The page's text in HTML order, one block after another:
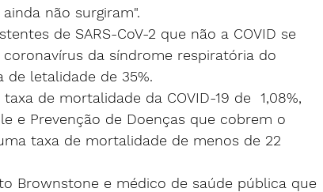
não surgiram".
de SARS-CoV-2 que não a COVID se
da síndrome respiratória do
de letalidade de 35%.
de mortalidade da COVID-19 de  1,08%,
e Prevenção de Doenças que cobrem o
taxa de mortalidade de menos de 22
Brownstone e médico de saúde pública que